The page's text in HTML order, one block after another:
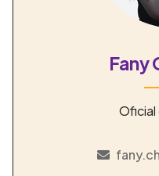
Fany
Oficial